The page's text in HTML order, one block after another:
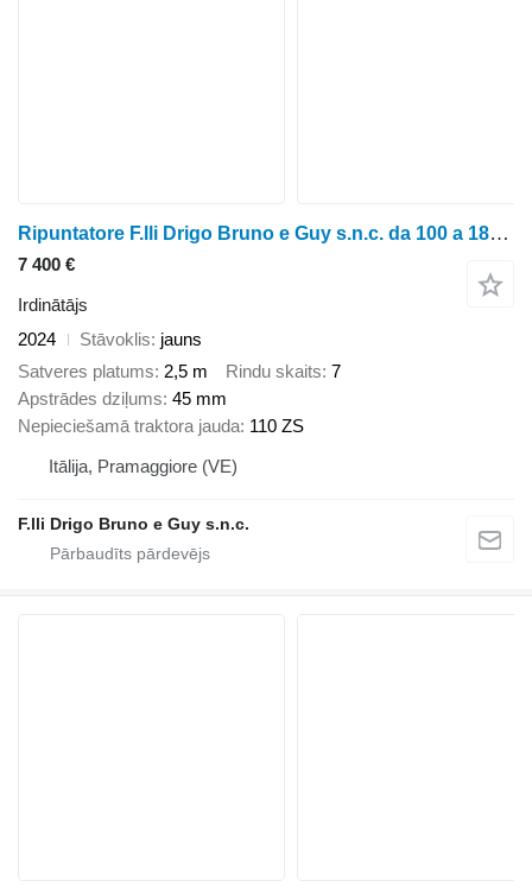
Ripuntatore F.lli Drigo Bruno e Guy s.n.c. da 100 a 180hp
7 400 €
Irdinātājs
2024
Stāvoklis jauns
Satveres platums 2,5 m Rindu skaits 7
Apstrādes dziļums 45 mm
Nepieciešamā traktora jauda 110 ZS
Itālija, Pramaggiore (VE)
F.lli Drigo Bruno e Guy s.n.c.